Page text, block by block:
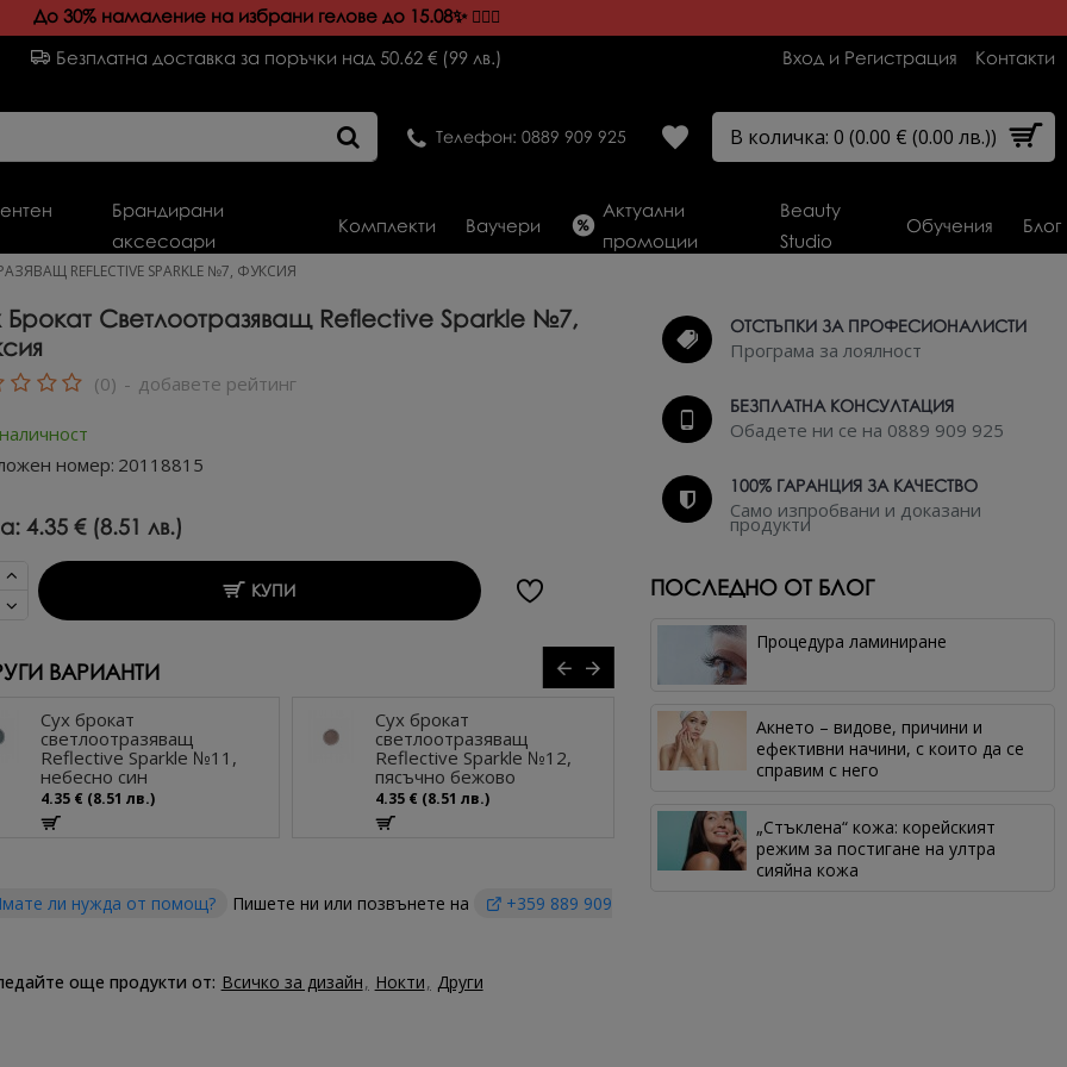
До 30% намаление на избрани гелове до 15.08✨️💁🏻‍♀️
Безплатна доставка за поръчки над 50.62 € (99 лв.) Вход и Регистрация Контакти
Телефон: 0889 909 925 В количка: 0 (0.00 € (0.00 лв.))
Брандирани
аксесоари
Комплекти Ваучери
Актуални
промоции
Beauty
Studio
Обучения Блог
REFLECTIVE SPARKLE №7, ФУКСИЯ
Брокат Светлоотразяващ Reflective Sparkle №7,
номер: 20118815
(0) - добавете рейтинг
4.35 € (8.51 лв.)
КУПИ
ВАРИАНТИ
Сух брокат
светлоотразяващ
Reflective Sparkle №11,
небесно син
4.35 € (8.51 лв.)
Сух брокат
светлоотразяващ
Reflective Sparkle №12,
пясъчно бежово
4.35 € (8.51 лв.)
Сух брокат
светлоотразяващ
Reflective Sparkle №2,
дънково син
ли нужда от помощ? Пишете ни или позвънете на
+359 889 909
още продукти от: Всичко за дизайн Нокти Други
ОТСТЪПКИ ЗА ПРОФЕСИОНАЛИСТИ
Програма за лоялност
БЕЗПЛАТНА КОНСУЛТАЦИЯ
Обадете ни се на 0889 909 925
100% ГАРАНЦИЯ ЗА КАЧЕСТВО
Само изпробвани и доказани
продукти
ПОСЛЕДНО ОТ БЛОГ
Процедура ламиниране
Акнето – видове, причини и
ефективни начини, с които да се
справим с него
„Стъклена“ кожа: корейският
режим за постигане на ултра
сияйна кожа